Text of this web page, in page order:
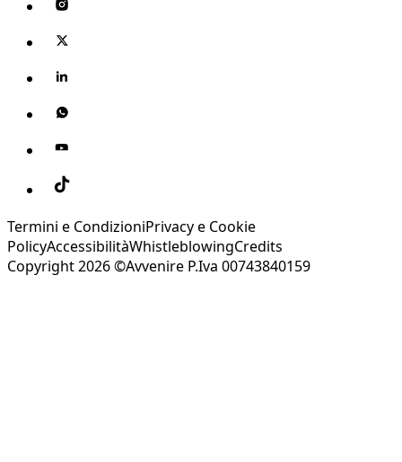
Termini e CondizioniPrivacy e Cookie
PolicyAccessibilitàWhistleblowingCredits
Copyright 2026 ©Avvenire P.Iva 00743840159